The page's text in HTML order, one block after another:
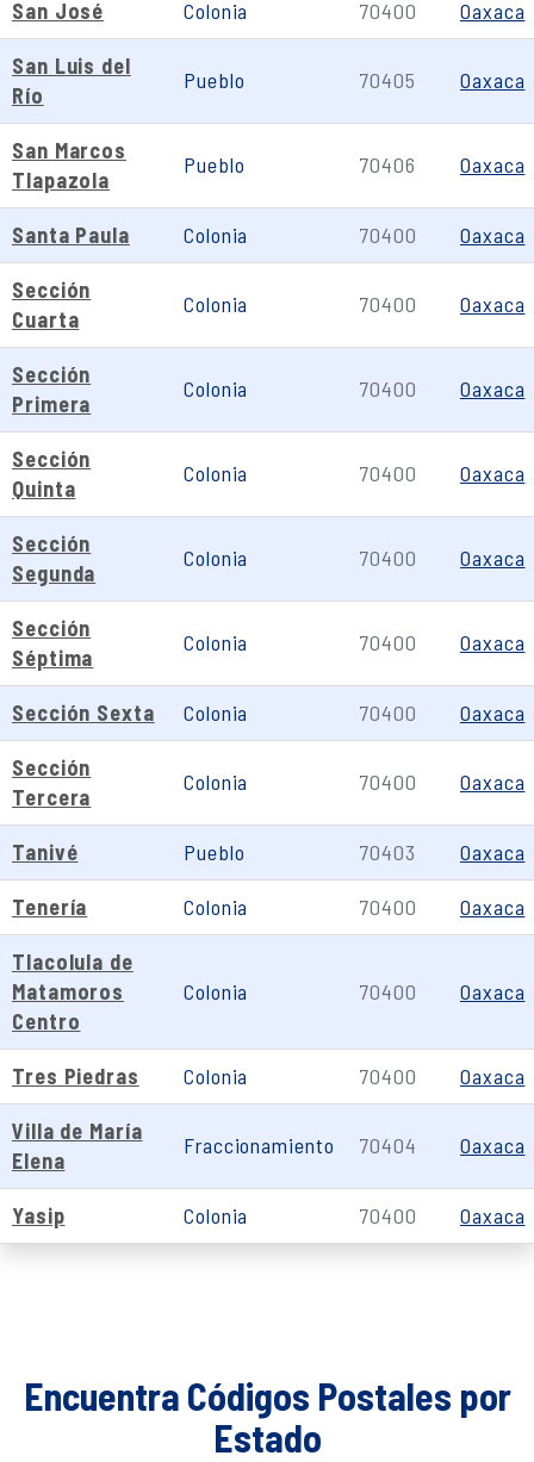
San José Colonia 70400 Oaxaca
San Luis del
Río
Pueblo 70405 Oaxaca
San Marcos
Tlapazola
Pueblo 70406 Oaxaca
Santa Paula Colonia 70400 Oaxaca
Sección
Cuarta
Colonia 70400 Oaxaca
Sección
Primera
Colonia 70400 Oaxaca
Sección
Quinta
Colonia 70400 Oaxaca
Sección
Segunda
Colonia 70400 Oaxaca
Sección
Séptima
Colonia 70400 Oaxaca
Sección Sexta Colonia 70400 Oaxaca
Sección
Tercera
Colonia 70400 Oaxaca
Tanivé Pueblo 70403 Oaxaca
Tenería Colonia 70400 Oaxaca
Tlacolula de
Matamoros
Centro
Colonia 70400 Oaxaca
Tres Piedras Colonia 70400 Oaxaca
Villa de María
Elena
Fraccionamiento 70404 Oaxaca
Yasip Colonia 70400 Oaxaca
Encuentra Códigos Postales por
Estado